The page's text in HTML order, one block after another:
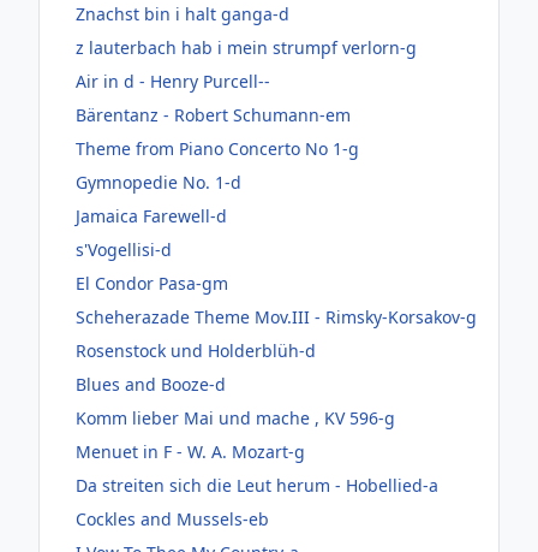
Znachst bin i halt ganga-d
z lauterbach hab i mein strumpf verlorn-g
Air in d - Henry Purcell--
Bärentanz - Robert Schumann-em
Theme from Piano Concerto No 1-g
Gymnopedie No. 1-d
Jamaica Farewell-d
s'Vogellisi-d
El Condor Pasa-gm
Scheherazade Theme Mov.III - Rimsky-Korsakov-g
Rosenstock und Holderblüh-d
Blues and Booze-d
Komm lieber Mai und mache , KV 596-g
Menuet in F - W. A. Mozart-g
Da streiten sich die Leut herum - Hobellied-a
Cockles and Mussels-eb